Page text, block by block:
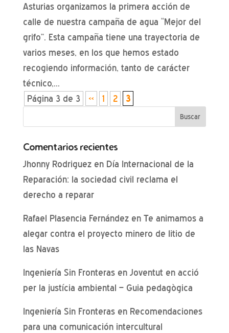
Asturias organizamos la primera acción de
calle de nuestra campaña de agua “Mejor del
grifo”. Esta campaña tiene una trayectoria de
varios meses, en los que hemos estado
recogiendo información, tanto de carácter
técnico,...
Página 3 de 3
« 1 2 3
Comentarios recientes
Jhonny Rodriguezen Día Internacional de la
Reparación: la sociedad civil reclama el
derecho a reparar
Rafael Plasencia Fernándezen Te animamos a
alegar contra el proyecto minero de litio de
las Navas
Ingeniería Sin Fronterasen Joventut en acció
per la justícia ambiental – Guia pedagògica
Ingeniería Sin Fronterasen Recomendaciones
para una comunicación intercultural